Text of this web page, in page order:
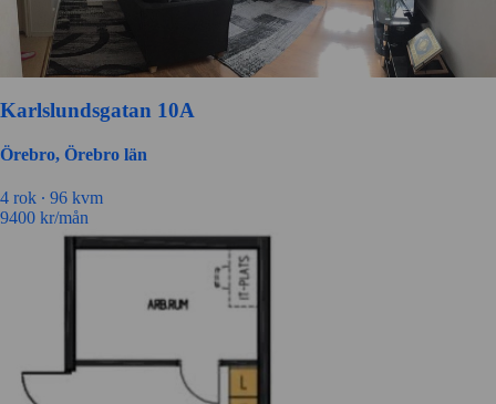
Karlslundsgatan 10A
Örebro, Örebro län
4 rok ∙ 96 kvm
9400 kr/mån